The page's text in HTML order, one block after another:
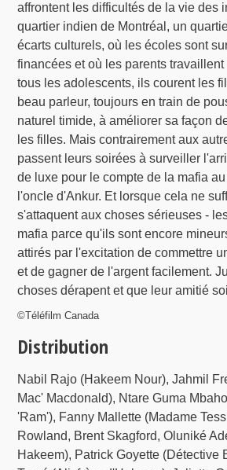
affrontent les difficultés de la vie des
quartier indien de Montréal, un
écarts culturels, où les écoles sont
financées et où les parents travaillent
tous les adolescents, ils courent les
beau parleur, toujours en train de
naturel timide, à améliorer sa façon
les filles. Mais contrairement aux
passent leurs soirées à surveiller
de luxe pour le compte de la mafia
l'oncle d'Ankur. Et lorsque cela ne
s'attaquent aux choses sérieuses -
mafia parce qu'ils sont encore
attirés par l'excitation de commettre
et de gagner de l'argent facilement.
choses dérapent et que leur amitié
©Téléfilm Canada
Distribution
Nabil Rajo (Hakeem Nour), Jahmil
Mac' Macdonald), Ntare Guma
'Ram'), Fanny Mallette (Madame
Rowland, Brent Skagford, Oluniké
Hakeem), Patrick Goyette (Détective